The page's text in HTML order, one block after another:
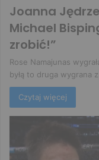
Joanna
Michael
zrobić!”
Rose Namajunas
byłą to druga wygrana
Czytaj więcej